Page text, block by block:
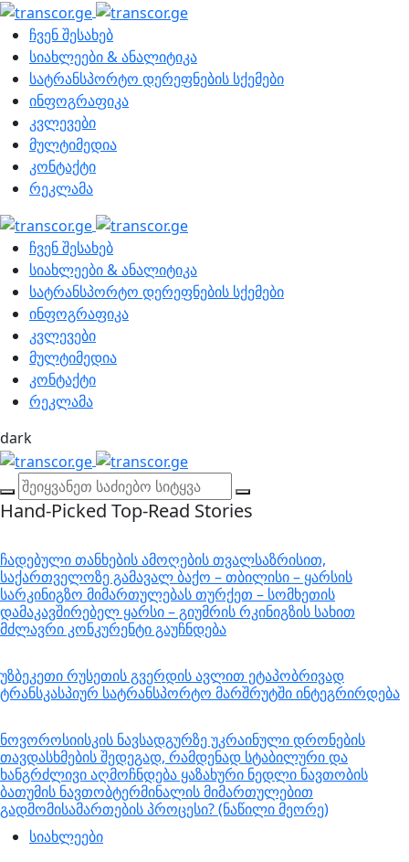
ჩვენ შესახებ
სიახლეები & ანალიტიკა
სატრანსპორტო დერეფნების სქემები
ინფოგრაფიკა
კვლევები
მულტიმედია
კონტაქტი
რეკლამა
ჩვენ შესახებ
სიახლეები & ანალიტიკა
სატრანსპორტო დერეფნების სქემები
ინფოგრაფიკა
კვლევები
მულტიმედია
კონტაქტი
რეკლამა
dark
Hand-Picked Top-Read Stories
ჩადებული თანხების ამოღების თვალსაზრისით,
საქართველოზე გამავალ ბაქო – თბილისი – ყარსის
სარკინიგზო მიმართულებას თურქეთ – სომხეთის
დამაკავშირებელ ყარსი – გიუმრის რკინიგზის სახით
მძლავრი კონკურენტი გაუჩნდება
უზბეკეთი რუსეთის გვერდის ავლით ეტაპობრივად
ტრანსკასპიურ სატრანსპორტო მარშრუტში ინტეგრირდება
ნოვოროსიისკის ნავსადგურზე უკრაინული დრონების
თავდასხმების შედეგად, რამდენად სტაბილური და
ხანგრძლივი აღმოჩნდება ყაზახური ნედლი ნავთობის
ბათუმის ნავთობტერმინალის მიმართულებით
გადმომისამართების პროცესი? (ნაწილი მეორე)
სიახლეები